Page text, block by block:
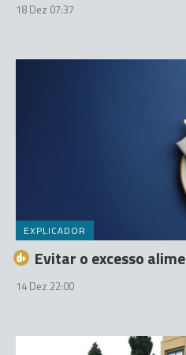
18 Dez 07:37
EXPLICADOR
Evitar o excesso
14 Dez 22:00